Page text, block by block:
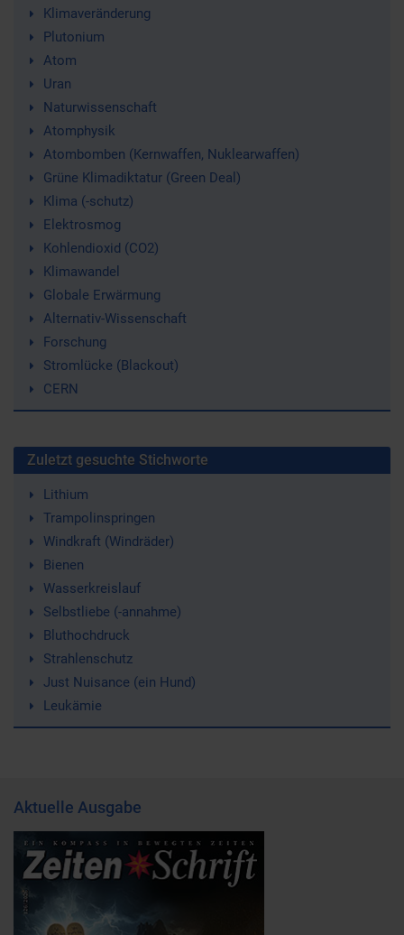
Klimaveränderung
Plutonium
Atom
Uran
Naturwissenschaft
Atomphysik
Atombomben (Kernwaffen, Nuklearwaffen)
Grüne Klimadiktatur (Green Deal)
Klima (-schutz)
Elektrosmog
Kohlendioxid (CO2)
Klimawandel
Globale Erwärmung
Alternativ-Wissenschaft
Forschung
Stromlücke (Blackout)
CERN
Zuletzt gesuchte Stichworte
Lithium
Trampolinspringen
Windkraft (Windräder)
Bienen
Wasserkreislauf
Selbstliebe (-annahme)
Bluthochdruck
Strahlenschutz
Just Nuisance (ein Hund)
Leukämie
Aktuelle Ausgabe